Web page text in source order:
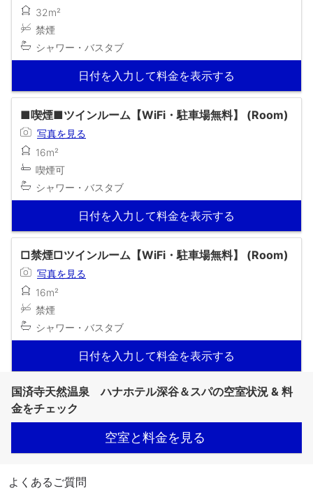
32m²
禁煙
シャワー・バスタブ
日付を入力して料金を表示する
■喫煙■ツインルーム【WiFi・駐車場無料】 (Room)
写真を見る
16m²
喫煙可
シャワー・バスタブ
日付を入力して料金を表示する
□禁煙□ツインルーム【WiFi・駐車場無料】 (Room)
写真を見る
16m²
禁煙
シャワー・バスタブ
日付を入力して料金を表示する
国済寺天然温泉 ハナホテル深谷＆スパの空室状況 & 料
金をチェック
空室と料金を見る
よくあるご質問